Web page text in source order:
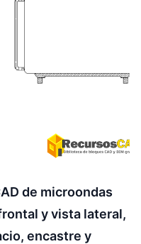
de microondas
y vista lateral,
encastre y